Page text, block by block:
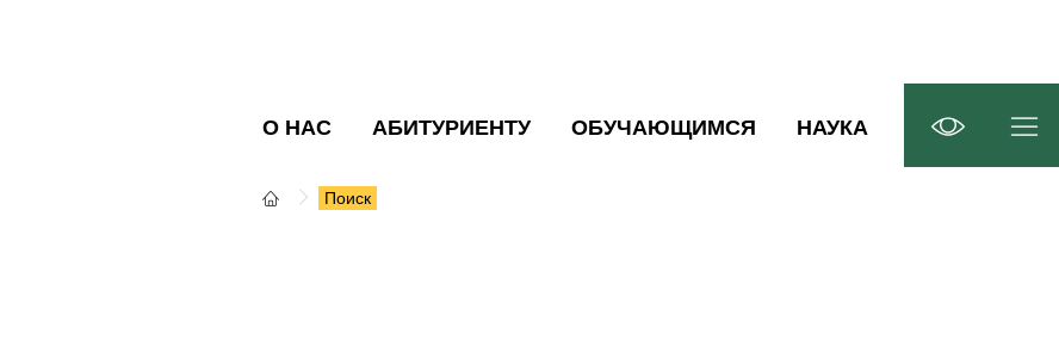
О НАС АБИТУРИЕНТУ ОБУЧАЮЩИМСЯ НАУКА
Поиск